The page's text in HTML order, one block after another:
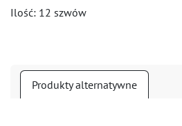
Ilość: 12 szwów
Produkty alternatywne